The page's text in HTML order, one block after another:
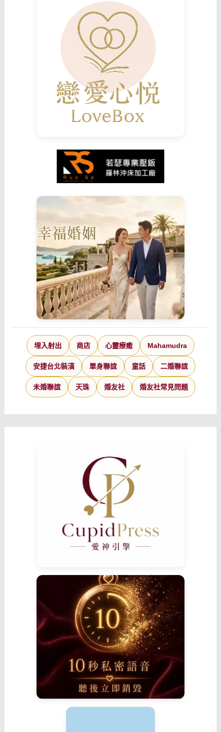
埋入射出 商店 心靈療癒 Mahamudra
安捷台北裝潢 單身聯誼 童話 二婚聯誼
未婚聯誼 天珠 婚友社 婚友社常見問題